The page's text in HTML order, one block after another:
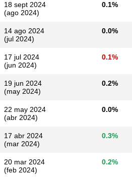
18 sept 2024
(ago 2024)
0.1%
14 ago 2024
(jul 2024)
0.0%
17 jul 2024
(jun 2024)
0.1%
19 jun 2024
(may 2024)
0.2%
22 may 2024
(abr 2024)
0.0%
17 abr 2024
(mar 2024)
0.3%
20 mar 2024
(feb 2024)
0.2%